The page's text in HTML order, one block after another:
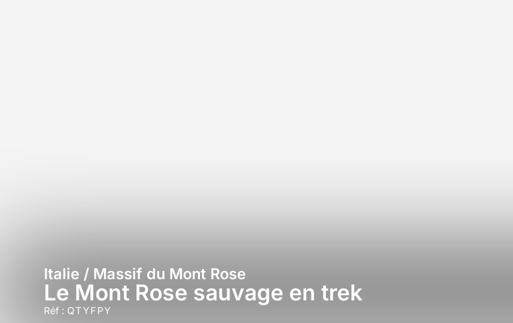
Italie / Massif du Mont Rose
Le Mont Rose sauvage en trek
Réf : QTYFPY